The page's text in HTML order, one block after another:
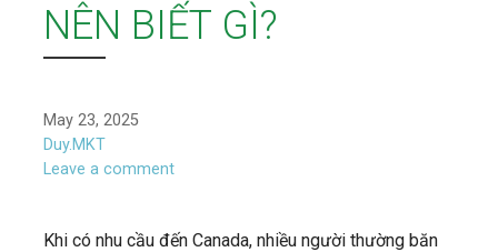
NÊN BIẾT GÌ?
May 23, 2025
Duy.MKT
Leave a comment
Khi có nhu cầu đến Canada, nhiều người thường băn